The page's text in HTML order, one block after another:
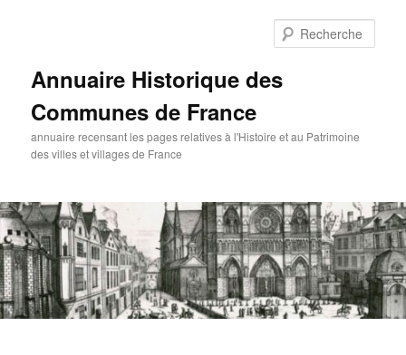
Annuaire Historique des
Communes de France
annuaire recensant les pages relatives à l'Histoire et au Patrimoine
des villes et villages de France